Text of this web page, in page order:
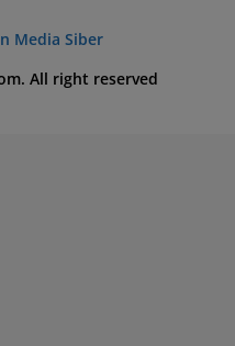
Media Siber
All right reserved